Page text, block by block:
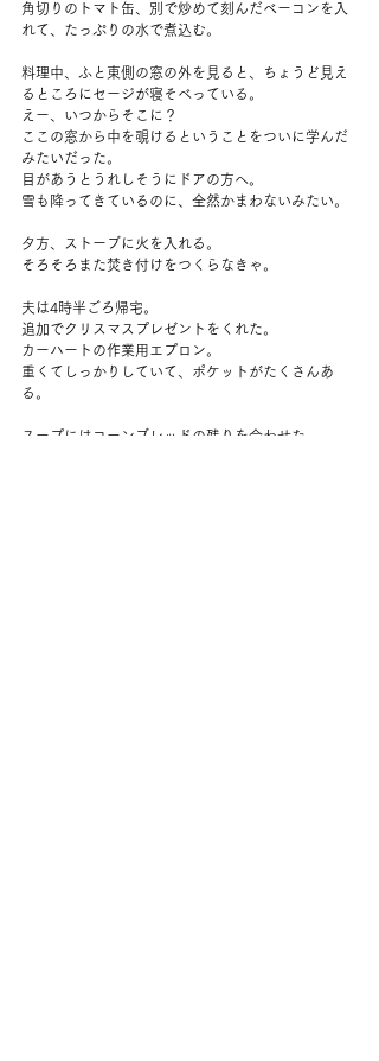
角切りのトマト缶、別で炒めて刻んだベーコンを入
れて、たっぷりの水で煮込む。
料理中、ふと東側の窓の外を見ると、ちょうど見え
るところにセージが寝そべっている。
えー、いつからそこに？
ここの窓から中を覗けるということをついに学んだ
みたいだった。
目があうとうれしそうにドアの方へ。
雪も降ってきているのに、全然かまわないみたい。
夕方、ストーブに火を入れる。
そろそろまた焚き付けをつくらなきゃ。
夫は4時半ごろ帰宅。
追加でクリスマスプレゼントをくれた。
カーハートの作業用エプロン。
重くてしっかりしていて、ポケットがたくさんあ
る。
スープにはコーンブレッドの残りを合わせた。